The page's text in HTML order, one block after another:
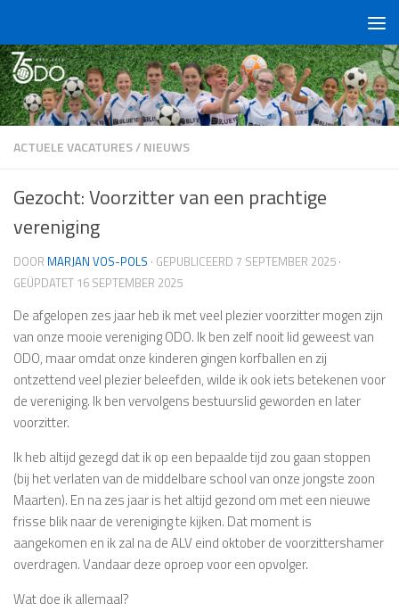
ACTUELE VACATURES/NIEUWS
Gezocht: Voorzitter van een prachtige
vereniging
DOOR MARJAN VOS-POLS · GEPUBLICEERD 7 SEPTEMBER 2025 ·
GEÜPDATET 16 SEPTEMBER 2025
De afgelopen zes jaar heb ik met veel plezier voorzitter mogen zijn
van onze mooie vereniging ODO. Ik ben zelf nooit lid geweest van
ODO, maar omdat onze kinderen gingen korfballen en zij
ontzettend veel plezier beleefden, wilde ik ook iets betekenen voor
de vereniging. Ik ben vervolgens bestuurslid geworden en later
voorzitter.
Ik heb altijd gezegd dat ik op een bepaalde tijd zou gaan stoppen
(bij het verlaten van de middelbare school van onze jongste zoon
Maarten). En na zes jaar is het altijd gezond om met een nieuwe
frisse blik naar de vereniging te kijken. Dat moment is
aangekomen en ik zal na de ALV eind oktober de voorzittershamer
overdragen. Vandaar deze oproep voor een opvolger.
Wat doe ik allemaal?